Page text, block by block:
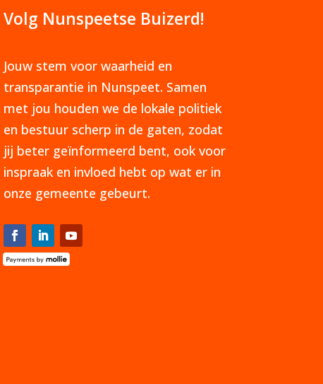
Volg Nunspeetse Buizerd!
Jouw stem voor waarheid en
transparantie in Nunspeet. Samen
met jou houden we de lokale politiek
en bestuur scherp in de gaten, zodat
jij beter geïnformeerd bent, ook voor
inspraak en invloed hebt op wat er in
onze gemeente gebeurt.